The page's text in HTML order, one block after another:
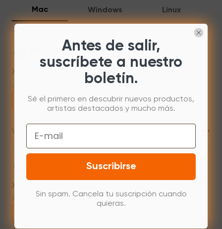
Mac Windows Linux
Mac 10.13 or newer
XPPenMac_4.0.18_260723
Descargar
Versión anterior +
Mac 10.12~14.2
XPPenMac_3.4.15_240313
Apr 15,2024 PM 18:05
Antes de salir,
suscríbete a nuestro
boletín.
Sé el primero en descubrir nuevos productos,
artistas destacados y mucho más.
Email
Suscribirse
Sin spam. Cancela tu suscripción cuando
quieras.